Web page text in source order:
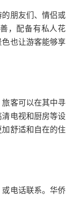
朋友们、情侣或
，配备有私人花
也让游客能够享
客可以在其中寻
电视和厨房等设
舒适和自在的住
电话联系。华侨